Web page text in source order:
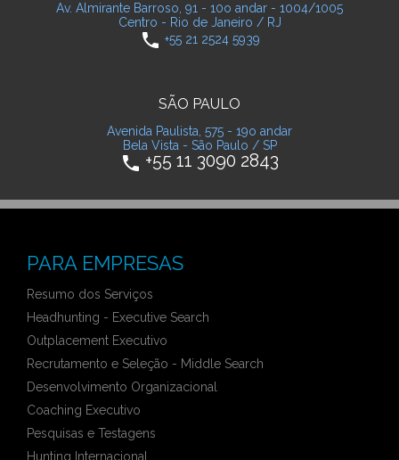
Av. Almirante Barroso, 91 - 10o andar - 1004/1005
Centro - Rio de Janeiro / RJ
phone +55 21 2524 5939
SÃO PAULO
Avenida Paulista, 575 - 19o andar
Bela Vista - São Paulo / SP
phone +55 11 3090 2843
PARA EMPRESAS
Resumo dos Serviços
Headhunting - Executive Search
Outplacement Executivo
Recrutamento e Seleção - Middle Search
Desenvolvimento Organizacional
Coaching Executivo
Pesquisas e Testagens
Hunting Internacional